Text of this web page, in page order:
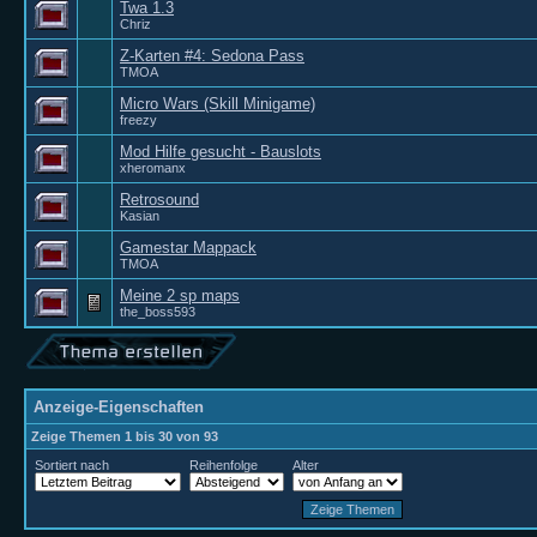
Twa 1.3
Chriz
Z-Karten #4: Sedona Pass
TMOA
Micro Wars (Skill Minigame)
freezy
Mod Hilfe gesucht - Bauslots
xheromanx
Retrosound
Kasian
Gamestar Mappack
TMOA
Meine 2 sp maps
the_boss593
Anzeige-Eigenschaften
Zeige Themen 1 bis 30 von 93
Sortiert nach
Reihenfolge Alter